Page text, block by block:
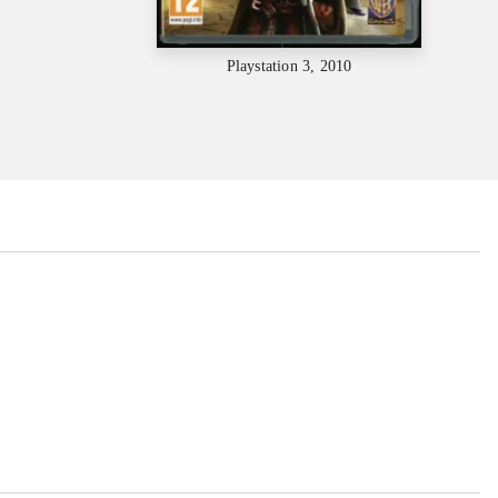
Playstation 3, 2010